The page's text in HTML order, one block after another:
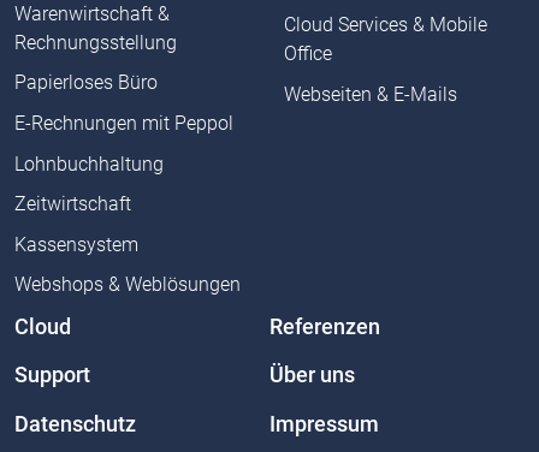
Warenwirtschaft &
Rechnungsstellung
Papierloses Büro
E-Rechnungen mit Peppol
Lohnbuchhaltung
Zeitwirtschaft
Kassensystem
Webshops & Weblösungen
Cloud Services & Mobile
Office
Webseiten & E-Mails
Cloud Referenzen
Support Über uns
Datenschutz Impressum